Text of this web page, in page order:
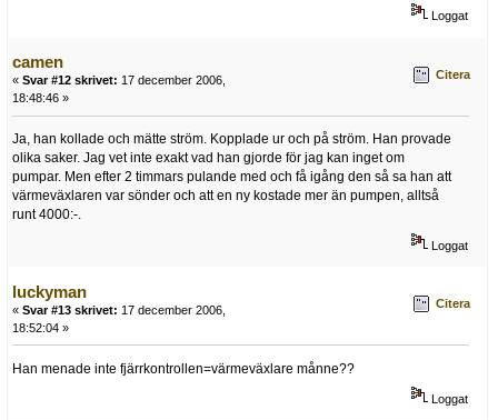
Loggat
camen
« Svar #12 skrivet: 17 december 2006,
18:48:46 »
Citera
Ja, han kollade och mätte ström. Kopplade ur och på ström. Han provade
olika saker. Jag vet inte exakt vad han gjorde för jag kan inget om
pumpar. Men efter 2 timmars pulande med och få igång den så sa han att
värmeväxlaren var sönder och att en ny kostade mer än pumpen, alltså
runt 4000:-.
Loggat
luckyman
« Svar #13 skrivet: 17 december 2006,
18:52:04 »
Citera
Han menade inte fjärrkontrollen=värmeväxlare månne??
Loggat